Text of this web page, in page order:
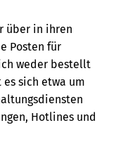
über in ihren
Posten für
weder bestellt
sich etwa um
Hotlines und